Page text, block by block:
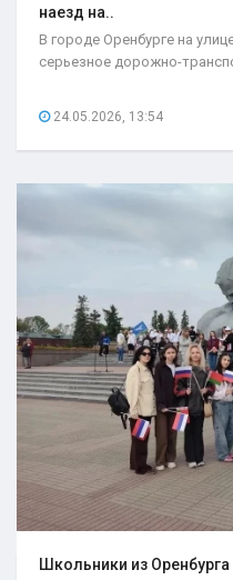
наезд на..
В городе Оренбурге на
серьезное дорожно-
24.05.2026, 13:54
Школьники из